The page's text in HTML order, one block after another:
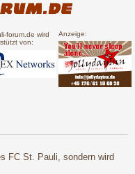
forum.de wird
von:
Anzeige:
FC St. Pauli, sondern wird